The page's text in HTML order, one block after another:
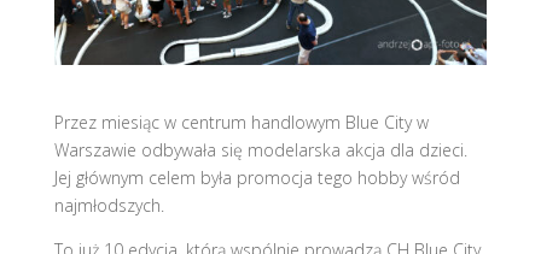
Przez miesiąc w centrum handlowym Blue City w
Warszawie odbywała się modelarska akcja dla dzieci.
Jej głównym celem była promocja tego hobby wśród
najmłodszych.